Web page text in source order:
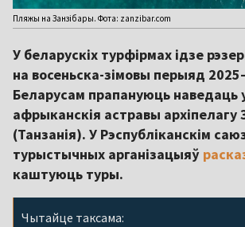
Пляжы на Занзібары. Фота: zanzibar.com
У беларускіх турфірмах ідзе
на восеньска-зімовы перыяд
Беларусам прапануюць наведаць
афрыканскія астравы архіпелагу
(Танзанія). У Рэспубліканскім
турыстычных арганізацыяў
каштуюць туры.
Чытайце таксама: